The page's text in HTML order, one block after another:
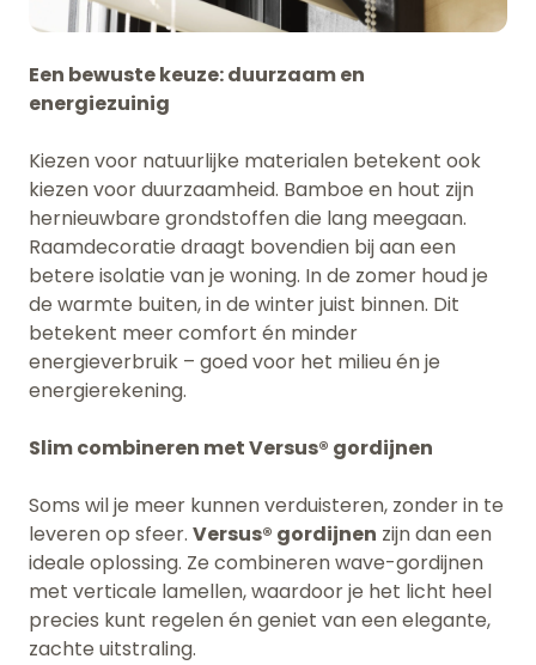
Een bewuste keuze: duurzaam en
energiezuinig
Kiezen voor natuurlijke materialen betekent ook
kiezen voor duurzaamheid. Bamboe en hout zijn
hernieuwbare grondstoffen die lang meegaan.
Raamdecoratie draagt bovendien bij aan een
betere isolatie van je woning. In de zomer houd je
de warmte buiten, in de winter juist binnen. Dit
betekent meer comfort én minder
energieverbruik – goed voor het milieu én je
energierekening.
Slim combineren met Versus® gordijnen
Soms wil je meer kunnen verduisteren, zonder in te
leveren op sfeer. Versus® gordijnen zijn dan een
ideale oplossing. Ze combineren wave-gordijnen
met verticale lamellen, waardoor je het licht heel
precies kunt regelen én geniet van een elegante,
zachte uitstraling.